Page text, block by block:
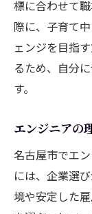
標に合わせて
際に、子育て
ェンジを目指
るため、自分
す。
エンジニアの
名古屋市でエ
には、企業選
境や安定した